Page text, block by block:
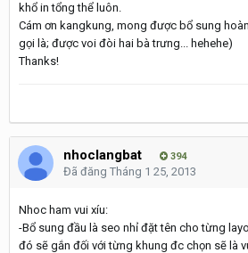
khổ in tổng thể luôn.
Cám ơn kangkung, mong được bổ sung
gọi là; được voi đòi hai bà trưng... hehehe)
Thanks!
nhoclangbat 394
Đã đăng Tháng 1 25, 2013
Nhoc ham vui xíu:
-Bổ sung đầu là seo nhỉ đặt tên cho từng
đó sẽ gắn đối với từng khung đc chọn sẽ là